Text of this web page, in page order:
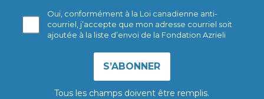
Oui, conformément à la Loi canadienne anti-
courriel, j’accepte que mon adresse courriel soit
ajoutée à la liste d’envoi de la Fondation Azrieli
Tous les champs doivent être remplis.